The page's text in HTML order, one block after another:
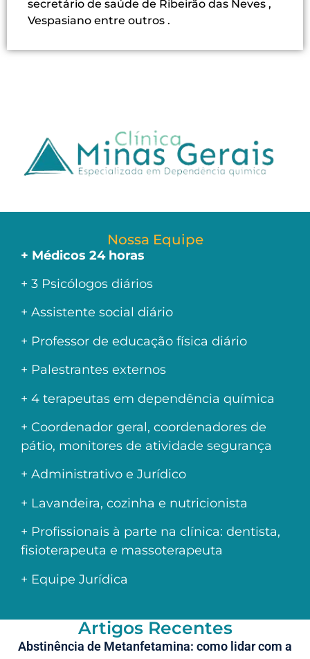
secretário de saúde de Ribeirão das Neves ,
Vespasiano entre outros .
Nossa Equipe
+ Médicos 24 horas
+ 3 Psicólogos diários
+ Assistente social diário
+ Professor de educação física diário
+ Palestrantes externos
+ 4 terapeutas em dependência química
+ Coordenador geral, coordenadores de
pátio, monitores de atividade segurança
+ Administrativo e Jurídico
+ Lavandeira, cozinha e nutricionista
+ Profissionais à parte na clínica: dentista,
fisioterapeuta e massoterapeuta
+ Equipe Jurídica
Artigos Recentes
Abstinência de Metanfetamina: como lidar com a